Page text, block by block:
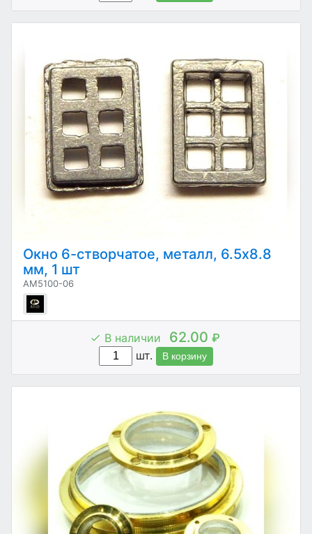
Окно 6-створчатое, металл, 6.5х8.8
мм, 1 шт
AM5100-06
В наличии 62.00 ₽
шт.
В корзину